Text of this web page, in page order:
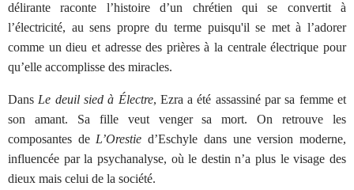
délirante raconte l’histoire d’un chrétien qui se convertit à
l’électricité, au sens propre du terme puisqu'il se met à l’adorer
comme un dieu et adresse des prières à la centrale électrique pour
qu’elle accomplisse des miracles.
Dans Le deuil sied à Électre, Ezra a été assassiné par sa femme et
son amant. Sa fille veut venger sa mort. On retrouve les
composantes de L’Orestie d’Eschyle dans une version moderne,
influencée par la psychanalyse, où le destin n’a plus le visage des
dieux mais celui de la société.